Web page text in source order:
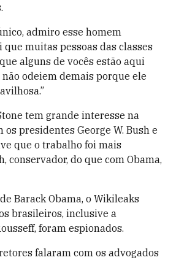
admiro esse homem
muitas pessoas das classes
alguns de vocês estão aqui
odeiem demais porque ele
tem grande interesse na
os presidentes George W. Bush e
que o trabalho foi mais
conservador, do que com Obama,
Barack Obama, o Wikileaks
brasileiros, inclusive a
foram espionados.
falaram com os advogados